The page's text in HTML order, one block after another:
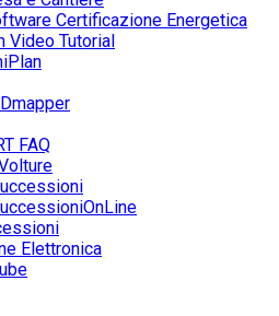
Certificazione Energetica
Video Tutorial
FAQ
Elettronica